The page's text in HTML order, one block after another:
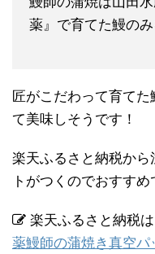
薬』で育てた鰻のみ
匠がこだわって育て
て美味しそうです！
楽天ふるさと納税か
トがつくのでおすす
楽天ふるさと納税
薬鰻師の蒲焼き真空パ